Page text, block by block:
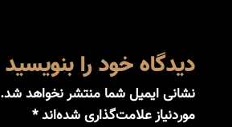
دیدگاه‌ خود را بنویسید
نشانی ایمیل شما منتشر نخواهد شد.
موردنیاز علامت‌گذاری شده‌اند*